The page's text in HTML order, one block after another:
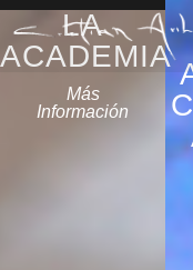
LA
ACADEMIA
Más
Información